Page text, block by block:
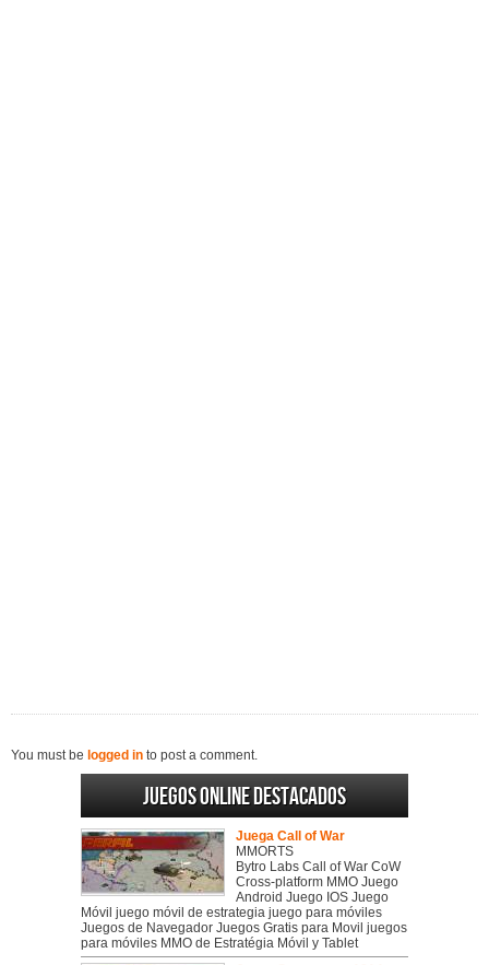
You must be logged in to post a comment.
Juegos online destacados
Juega Call of War
MMORTS
Bytro Labs Call of War CoW
Cross-platform MMO Juego
Android Juego IOS Juego
Móvil juego móvil de estrategia juego para móviles
Juegos de Navegador Juegos Gratis para Movil juegos
para móviles MMO de Estratégia Móvil y Tablet